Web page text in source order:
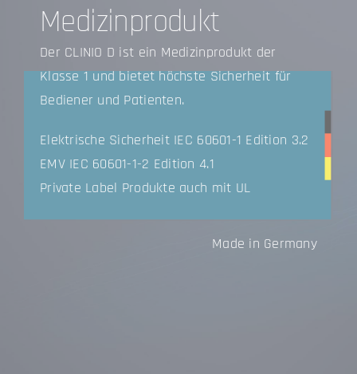
Medizinprodukt
Der CLINIO D ist ein Medizinprodukt der
Klasse 1 und bietet höchste Sicherheit für
Bediener und Patienten.
Elektrische Sicherheit IEC 60601-1 Edition 3.2
EMV IEC 60601-1-2 Edition 4.1
Private Label Produkte auch mit UL
Made in Germany